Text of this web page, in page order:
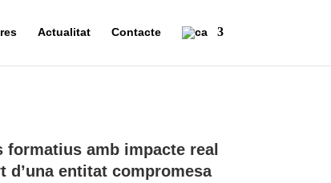
Actualitat Contacte
amb impacte real
entitat compromesa